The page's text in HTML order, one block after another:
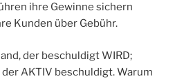
ihre Gewinne sichern
Kunden über Gebühr.
der beschuldigt WIRD;
AKTIV beschuldigt. Warum